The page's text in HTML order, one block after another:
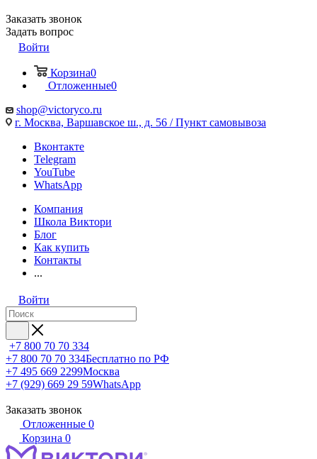
Заказать звонок
Задать вопрос
Войти
Корзина0
Отложенные0
shop@victoryco.ru
г. Москва, Варшавское ш., д. 56 / Пункт самовывоза
Вконтакте
Telegram
YouTube
WhatsApp
Компания
Школа Виктори
Блог
Как купить
Контакты
...
Войти
+7 800 70 70 334
+7 800 70 70 334Бесплатно по РФ
+7 495 669 2299Москва
+7 (929) 669 29 59WhatsApp
Заказать звонок
Отложенные 0
Корзина 0